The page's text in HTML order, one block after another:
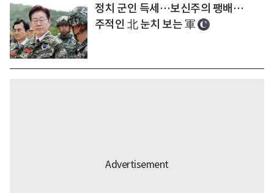
정치 군인 득세…보신주의 팽배…
주적인 北 눈치 보는 軍